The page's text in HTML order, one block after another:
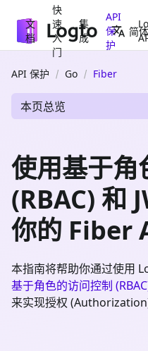
文
档
快
速
入
门
集
成
API
保
护
简
API 保护 Go Fiber
本页总览
使用基于角
(RBAC) 和
你的 Fiber
本指南将帮助你通过使用
基于角色的访问控制
来实现授权